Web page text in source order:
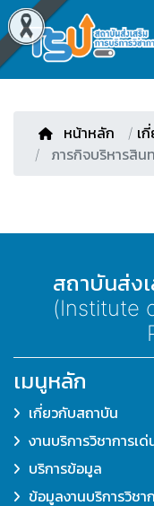
หน้าหลัก / เ
ภารกิจบริหารสิ
สถาบันส่ง
(Institute
เมนูหลัก
เกี่ยวกับสถาบัน
งานบริการวิชาการเด่
บริการข้อมูล
ข้อมูลงานบริการวิชา